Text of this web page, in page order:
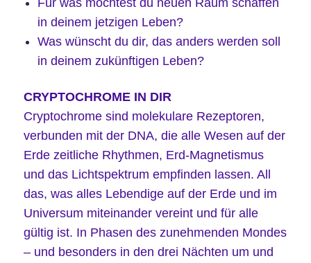
in deinem jetzigen Leben?
Was wünscht du dir, das anders werden soll
in deinem zukünftigen Leben?
CRYPTOCHROME IN DIR
Cryptochrome sind molekulare Rezeptoren,
verbunden mit der DNA, die alle Wesen auf der
Erde zeitliche Rhythmen, Erd-Magnetismus
und das Lichtspektrum empfinden lassen. All
das, was alles Lebendige auf der Erde und im
Universum miteinander vereint und für alle
gültig ist. In Phasen des zunehmenden Mondes
– und besonders in den drei Nächten um und